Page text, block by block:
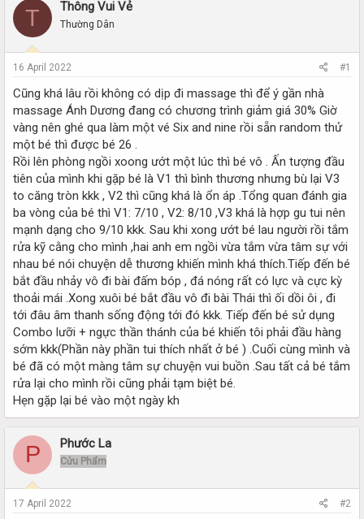
a
t
a
t
e
r
t
e
T Thông Vui Vẻ
Thường Dân
16 April 2022 #1
Cũng khá lâu rồi không có dịp đi massage thì để ý gần nhà
massage Ánh Dương đang có chương trình giảm giá 30% Giờ
vàng nên ghé qua làm một vé Six and nine rồi sẵn random thử
một bé thì được bé 26 .
Rồi lên phòng ngồi xoong ướt một lúc thì bé vô . Ấn tượng đầu
tiên của mình khi gặp bé là V1 thì bình thương nhưng bù lại V3
to căng tròn kkk , V2 thì cũng khá là ổn áp .Tổng quan đánh gia
ba vòng của bé thì V1: 7/10 , V2: 8/10 ,V3 khá là hợp gu tui nên
mạnh dạng cho 9/10 kkk. Sau khi xong ướt bé lau người rồi tắm
rửa kỹ cằng cho mình ,hai anh em ngồi vừa tắm vừa tâm sự với
nhau bé nói chuyện dễ thương khiến mình khá thích.Tiếp đến bé
bắt đầu nhảy vô đi bài đấm bóp , đá nóng rất có lực và cực kỳ
thoải mái .Xong xuôi bé bắt đầu vô đi bài Thái thì ối dồi ôi , đi
tới đâu âm thanh sống động tới đó kkk. Tiếp đến bé sử dụng
Combo lưỡi + ngực thần thánh của bé khiến tôi phải đầu hàng
sớm kkk(Phần này phần tui thích nhất ở bé ) .Cuối cùng mình và
bé đã có một màng tâm sự chuyện vui buồn .Sau tất cả bé tắm
rửa lại cho mình rồi cũng phải tạm biệt bé.
Hẹn gặp lại bé vào một ngày kh
P Phước La
Cửu Phẩm
17 April 2022 #2